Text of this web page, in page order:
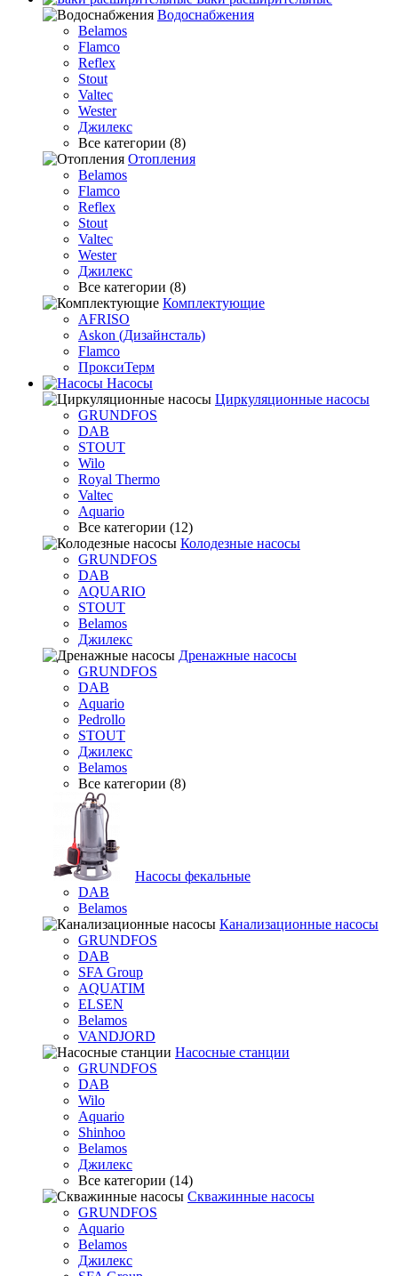
Водоснабжения
Belamos
Flamco
Reflex
Stout
Valtec
Wester
Джилекс
Все категории (8)
Отопления
Belamos
Flamco
Reflex
Stout
Valtec
Wester
Джилекс
Все категории (8)
Комплектующие
AFRISO
Askon (Дизайнсталь)
Flamco
ПроксиТерм
Насосы
Циркуляционные насосы
GRUNDFOS
DAB
STOUT
Wilo
Royal Thermo
Valtec
Aquario
Все категории (12)
Колодезные насосы
GRUNDFOS
DAB
AQUARIO
STOUT
Belamos
Джилекс
Дренажные насосы
GRUNDFOS
DAB
Aquario
Pedrollo
STOUT
Джилекс
Belamos
Все категории (8)
Насосы фекальные
DAB
Belamos
Канализационные насосы
GRUNDFOS
DAB
SFA Group
AQUATIM
ELSEN
Belamos
VANDJORD
Насосные станции
GRUNDFOS
DAB
Wilo
Aquario
Shinhoo
Belamos
Джилекс
Все категории (14)
Скважинные насосы
GRUNDFOS
Aquario
Belamos
Джилекс